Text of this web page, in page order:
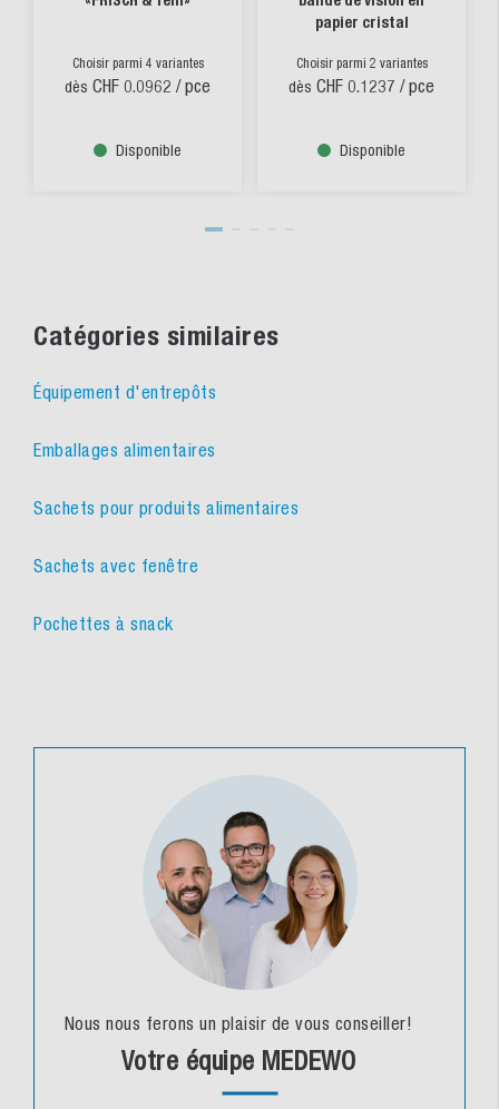
Choisir parmi 4 variantes
dès CHF 0.0962 / pce
Disponible
papier cristal
Choisir parmi 2 variantes
dès CHF 0.1237 / pce
Disponible
Catégories similaires
Équipement d'entrepôts
Emballages alimentaires
Sachets pour produits alimentaires
Sachets avec fenêtre
Pochettes à snack
Nous nous ferons un plaisir de vous conseiller!
Votre équipe MEDEWO